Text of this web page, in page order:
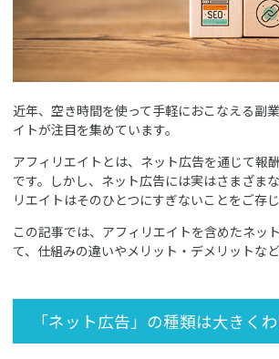
近年、空き時間を使って手軽におこなえる副
イトが注目を集めています。
アフィリエイトとは、ネット広告を通じて報
です。しかし、ネット広告には実はさまざま
リエイトはそのひとつにすぎないことをご存じ
この記事では、アフィリエイトを含めたネッ
て、仕組みの違いやメリット・デメリットなど
「ネット広告」の種類は大きく